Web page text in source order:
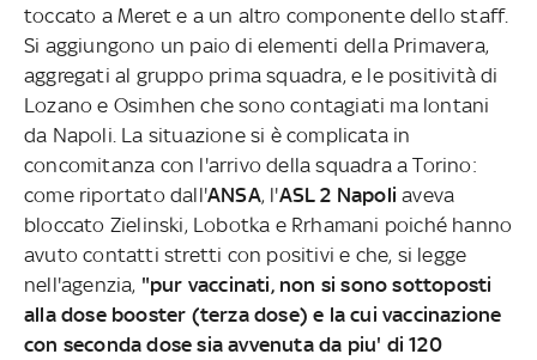
toccato a Meret e a un altro componente dello staff.
Si aggiungono un paio di elementi della Primavera,
aggregati al gruppo prima squadra, e le positività di
Lozano e Osimhen che sono contagiati ma lontani
da Napoli. La situazione si è complicata in
concomitanza con l'arrivo della squadra a Torino:
come riportato dall'ANSA, l'ASL 2 Napoliaveva
bloccato Zielinski, Lobotka e Rrhamani poiché hanno
avuto contatti stretti con positivi e che, si legge
nell'agenzia, "pur vaccinati, non si sono sottoposti
alla dose booster (terza dose) e la cui vaccinazione
con seconda dose sia avvenuta da piu' di 120